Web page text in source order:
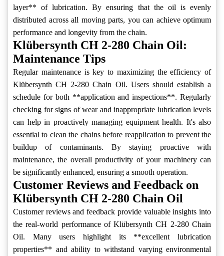
layer** of lubrication. By ensuring that the oil is evenly
distributed across all moving parts, you can achieve optimum
performance and longevity from the chain.
Klübersynth CH 2-280 Chain Oil:
Maintenance Tips
Regular maintenance is key to maximizing the efficiency of
Klübersynth CH 2-280 Chain Oil. Users should establish a
schedule for both **application and inspections**. Regularly
checking for signs of wear and inappropriate lubrication levels
can help in proactively managing equipment health. It's also
essential to clean the chains before reapplication to prevent the
buildup of contaminants. By staying proactive with
maintenance, the overall productivity of your machinery can
be significantly enhanced, ensuring a smooth operation.
Customer Reviews and Feedback on
Klübersynth CH 2-280 Chain Oil
Customer reviews and feedback provide valuable insights into
the real-world performance of Klübersynth CH 2-280 Chain
Oil. Many users highlight its **excellent lubrication
properties** and ability to withstand varying environmental